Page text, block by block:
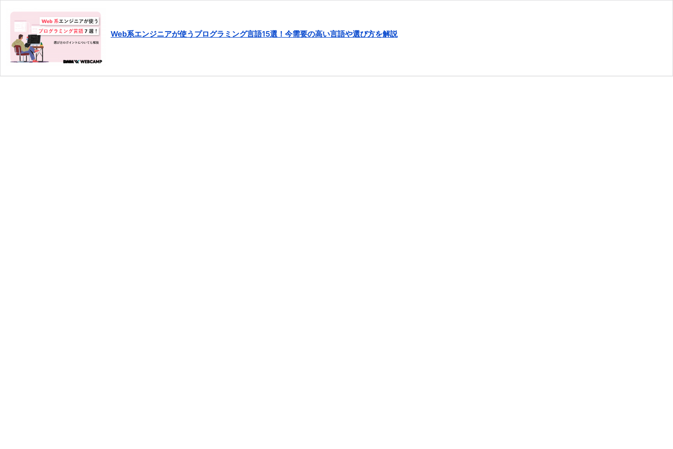
Web系エンジニアが使うプログラミング言語15選！今需要の高い言語や選び方を解説